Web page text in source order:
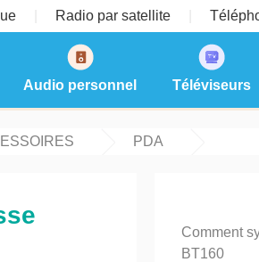
Radio par satellite
Audio personnel Téléviseurs
PDA
Comment
BT160